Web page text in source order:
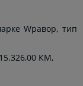
Wравор, тип
КМ,